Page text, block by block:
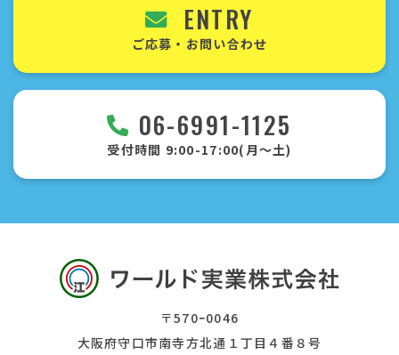
ENTRY
ご応募・お問い合わせ
06-6991-1125
受付時間 9:00-17:00(月〜土)
〒570ｰ0046
大阪府守口市南寺方北通１丁目４番８号